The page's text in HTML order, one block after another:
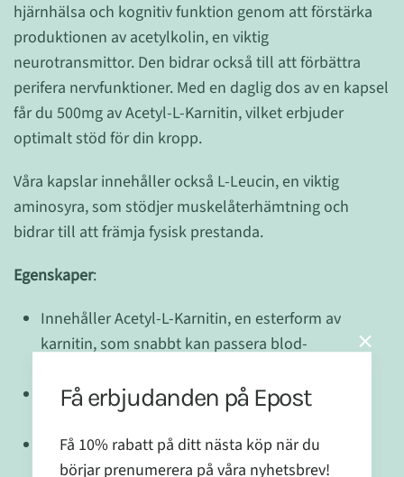
hjärnhälsa och kognitiv funktion genom att förstärka
produktionen av acetylkolin, en viktig
neurotransmittor. Den bidrar också till att förbättra
perifera nervfunktioner. Med en daglig dos av en kapsel
får du 500mg av Acetyl-L-Karnitin, vilket erbjuder
optimalt stöd för din kropp.
Våra kapslar innehåller också L-Leucin, en viktig
aminosyra, som stödjer muskelåterhämtning och
bidrar till att främja fysisk prestanda.
Egenskaper:
Innehåller Acetyl-L-Karnitin, en esterform av
karnitin, som snabbt kan passera blod-
Formulerad för att stödja hjärnhälsa och perifera
nervfunktioner
Förstärker produktionen av acetylkolin, en
nyckelneurotransmittor
Få erbjudanden på Epost
Få 10% rabatt på ditt nästa köp när du
börjar prenumerera på våra nyhetsbrev!